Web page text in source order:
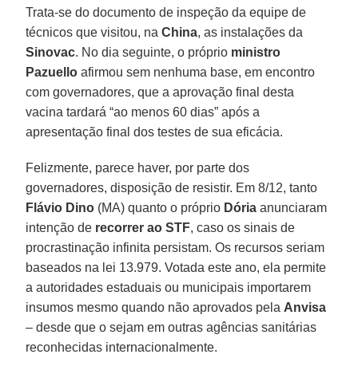
Trata-se do documento de inspeção da equipe de
técnicos que visitou, naChina, as instalações da
Sinovac. No dia seguinte, o próprio ministro
Pazuello afirmou sem nenhuma base, em encontro
com governadores, que a aprovação final desta
vacina tardará “ao menos 60 dias” após a
apresentação final dos testes de sua eficácia.
Felizmente, parece haver, por parte dos
governadores, disposição de resistir. Em 8/12, tanto
Flávio Dino (MA) quanto o próprio Dória anunciaram
intenção de recorrer ao STF, caso os sinais de
procrastinação infinita persistam. Os recursos seriam
baseados na lei 13.979. Votada este ano, ela permite
a autoridades estaduais ou municipais importarem
insumos mesmo quando não aprovados pela Anvisa
– desde que o sejam em outras agências sanitárias
reconhecidas internacionalmente.